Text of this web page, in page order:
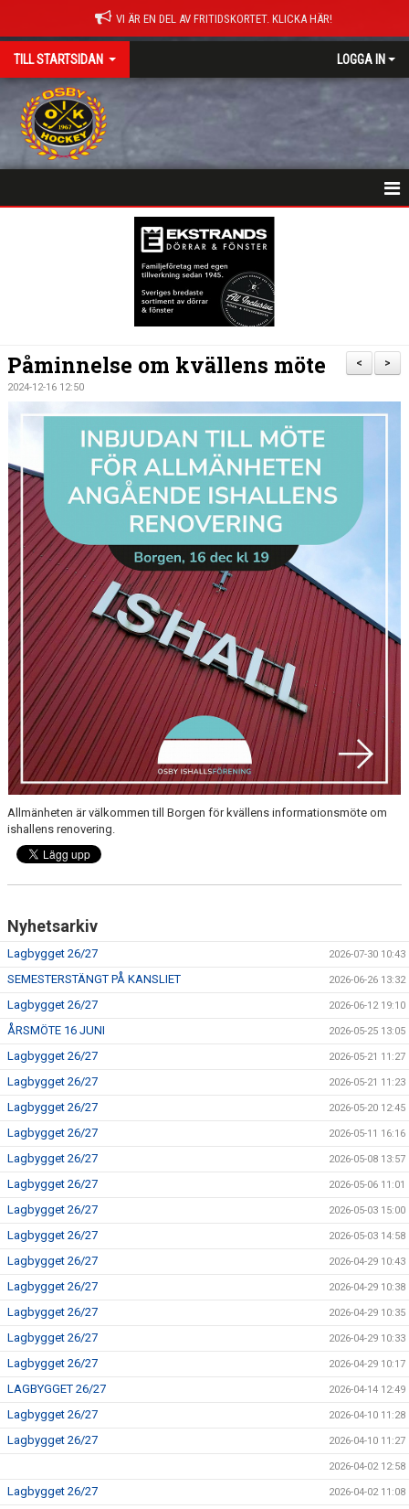
VI ÄR EN DEL AV FRITIDSKORTET. KLICKA HÄR!
TILL STARTSIDAN LOGGA IN
DOKUMENT
OSBY 50 ÅR URKLIPP
MEDLEMMAR
>
<
Påminnelse om kvällens möte
2024-12-16 12:50
Allmänheten är välkommen till Borgen för kvällens informationsmöte om
ishallens renovering.
Nyhetsarkiv
Lagbygget 26/27 2026-07-30 10:43
SEMESTERSTÄNGT PÅ KANSLIET 2026-06-26 13:32
Lagbygget 26/27 2026-06-12 19:10
ÅRSMÖTE 16 JUNI 2026-05-25 13:05
Lagbygget 26/27 2026-05-21 11:27
Lagbygget 26/27 2026-05-21 11:23
Lagbygget 26/27 2026-05-20 12:45
Lagbygget 26/27 2026-05-11 16:16
Lagbygget 26/27 2026-05-08 13:57
Lagbygget 26/27 2026-05-06 11:01
Lagbygget 26/27 2026-05-03 15:00
Lagbygget 26/27 2026-05-03 14:58
Lagbygget 26/27 2026-04-29 10:43
Lagbygget 26/27 2026-04-29 10:38
Lagbygget 26/27 2026-04-29 10:35
Lagbygget 26/27 2026-04-29 10:33
Lagbygget 26/27 2026-04-29 10:17
LAGBYGGET 26/27 2026-04-14 12:49
Lagbygget 26/27 2026-04-10 11:28
Lagbygget 26/27 2026-04-10 11:27
2026-04-02 12:58
Lagbygget 26/27 2026-04-02 11:08